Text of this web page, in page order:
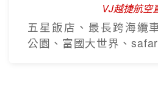
VJ越捷航空
五星飯店、最長跨海纜
公園、富國大世界、